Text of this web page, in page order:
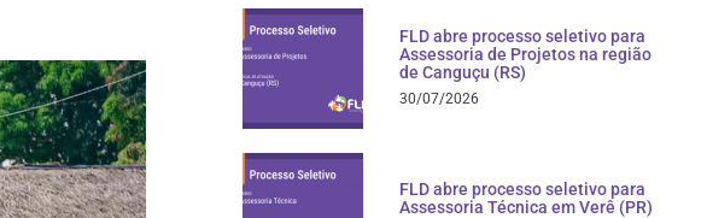
FLD abre processo seletivo para
Assessoria de Projetos na região
de Canguçu (RS)
30/07/2026
FLD abre processo seletivo para
Assessoria Técnica em Verê (PR)